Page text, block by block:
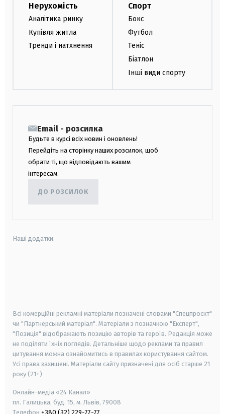
Нерухомість
Аналітика ринку
Купівля житла
Тренди і натхнення
Спорт
Бокс
Футбол
Теніс
Біатлон
Інші види спорту
Email - розсилка
Будьте в курсі всіх новин і оновлень!
Перейдіть на сторінку наших розсилок, щоб
обрати ті, що відповідають вашим
інтересам.
ДО РОЗСИЛОК
Наші додатки:
Всі комерційні рекламні матеріали позначені словами "Спецпроєкт"
чи "Партнерський матеріал". Матеріали з позначкою "Експерт",
"Позиція" відображають позицію авторів та героїв. Редакція може
не поділяти їхніх поглядів. Детальніше щодо реклами та правил
цитування можна ознайомитись в правилах користування сайтом.
Усі права захищені. Матеріали сайту призначені для осіб старше 21
року (21+)
Онлайн-медіа «24 Канал»
пл. Галицька, буд. 15, м. Львів, 79008
Телефон +380 (32) 229-77-77